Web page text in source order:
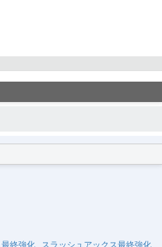
終強化
スラッシュアックス最終強化